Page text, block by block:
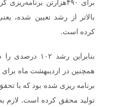
برای ۴۹۰هزارتن
کرده است.
تولید محقق کرده است. لازم